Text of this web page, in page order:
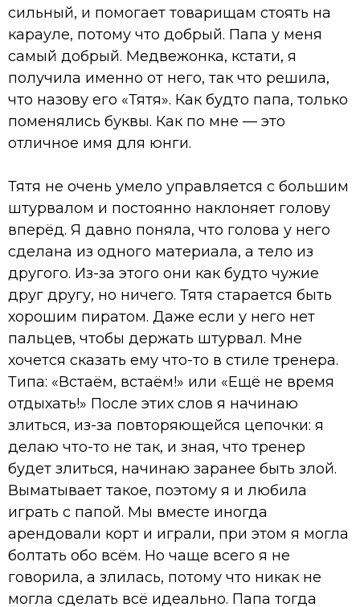
сильный, и помогает товарищам стоять на
карауле, потому что добрый. Папа у меня
самый добрый. Медвежонка, кстати, я
получила именно от него, так что решила,
что назову его «Тятя». Как будто папа, только
поменялись буквы. Как по мне — это
отличное имя для юнги.
Тятя не очень умело управляется с большим
штурвалом и постоянно наклоняет голову
вперёд. Я давно поняла, что голова у него
сделана из одного материала, а тело из
другого. Из-за этого они как будто чужие
друг другу, но ничего. Тятя старается быть
хорошим пиратом. Даже если у него нет
пальцев, чтобы держать штурвал. Мне
хочется сказать ему что-то в стиле тренера.
Типа: «Встаём, встаём!» или «Ещё не время
отдыхать!» После этих слов я начинаю
злиться, из-за повторяющейся цепочки: я
делаю что-то не так, и зная, что тренер
будет злиться, начинаю заранее быть злой.
Выматывает такое, поэтому я и любила
играть с папой. Мы вместе иногда
арендовали корт и играли, при этом я могла
болтать обо всём. Но чаще всего я не
говорила, а злилась, потому что никак не
могла сделать всё идеально. Папа тогда